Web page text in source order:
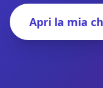
Apri la mia